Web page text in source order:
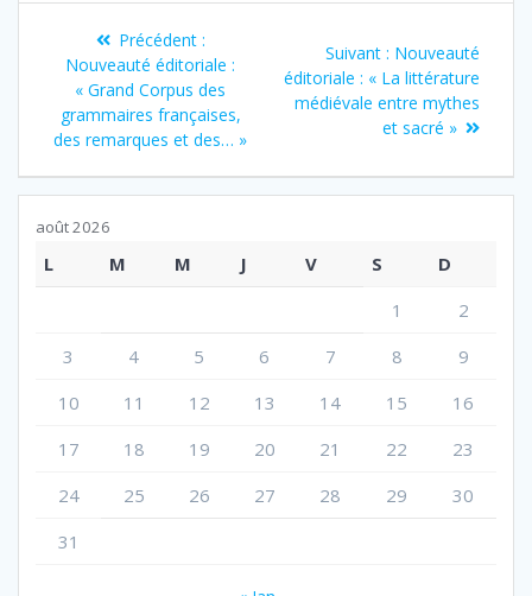
Navigation
de
l’article
Précédent :Article
précédent
:
Nouveauté éditoriale :
« Grand Corpus des
grammaires françaises,
des remarques et des… »
Suivant : Article
suivant
:
Nouveauté
éditoriale : « La littérature
médiévale entre mythes
et sacré »
août 2026
L M M J V S
D
1
2
3
4 5 6 7 8
9
10
11 12 13 14 15
16
17
18 19 20 21 22
23
24
25 26 27 28 29
30
31